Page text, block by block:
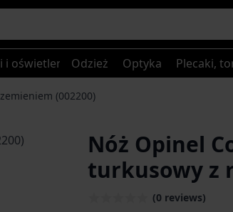
i oświetlenieOdzież Optyka Plecaki,
(002200)
Nóż Opinel
turkusowy z
(0 reviews)